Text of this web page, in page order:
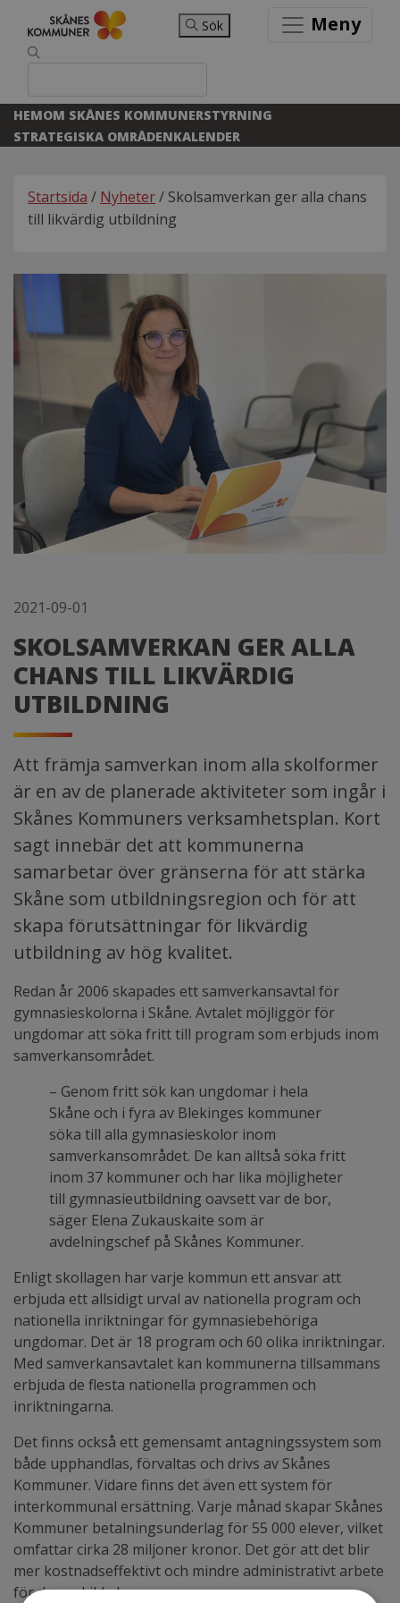
Sök Meny
HEMOM SKÅNES KOMMUNERSTYRNING
STRATEGISKA OMRÅDENKALENDER
Startsida / Nyheter/ Skolsamverkan ger alla chans
till likvärdig utbildning
2021-09-01
SKOLSAMVERKAN GER ALLA
CHANS TILL LIKVÄRDIG
UTBILDNING
Att främja samverkan inom alla skolformer
är en av de planerade aktiviteter som ingår i
Skånes Kommuners verksamhetsplan. Kort
sagt innebär det att kommunerna
samarbetar över gränserna för att stärka
Skåne som utbildningsregion och för att
skapa förutsättningar för likvärdig
utbildning av hög kvalitet.
Redan år 2006 skapades ett samverkansavtal för
gymnasieskolorna i Skåne. Avtalet möjliggör för
ungdomar att söka fritt till program som erbjuds inom
samverkansområdet.
– Genom fritt sök kan ungdomar i hela
Skåne och i fyra av Blekinges kommuner
söka till alla gymnasieskolor inom
samverkansområdet. De kan alltså söka fritt
inom 37 kommuner och har lika möjligheter
till gymnasieutbildning oavsett var de bor,
säger Elena Zukauskaite som är
avdelningschef på Skånes Kommuner.
Enligt skollagen har varje kommun ett ansvar att
erbjuda ett allsidigt urval av nationella program och
nationella inriktningar för gymnasiebehöriga
ungdomar. Det är 18 program och 60 olika inriktningar.
Med samverkansavtalet kan kommunerna tillsammans
erbjuda de flesta nationella programmen och
inriktningarna.
Det finns också ett gemensamt antagningssystem som
både upphandlas, förvaltas och drivs av Skånes
Kommuner. Vidare finns det även ett system för
interkommunal ersättning. Varje månad skapar Skånes
Kommuner betalningsunderlag för 55 000 elever, vilket
omfattar cirka 28 miljoner kronor. Det gör att det blir
mer kostnadseffektivt och mindre administrativt arbete
för de enskilda kommunerna.